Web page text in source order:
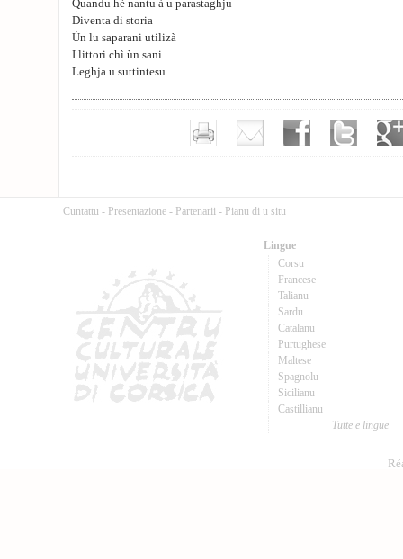
Quandu hè nantu à u parastaghju
Diventa di storia
Ùn lu saparani utilizà
I littori chì ùn sani
Leghja u suttintesu.
Cuntattu - Presentazione - Partenarii - Pianu di u situ
Lingue
Corsu
Francese
Talianu
Sardu
Catalanu
Purtughese
Maltese
Spagnolu
Sicilianu
Castillianu
Tutte e lingue